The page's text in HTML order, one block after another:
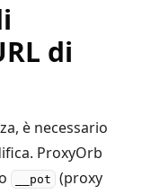
di
è necessario
ProxyOrb
__pot
(proxy